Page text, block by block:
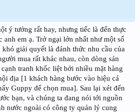
ý tưởng rất hay, nhưng tiếc là đến thực
anh em ạ. Trở ngại lớn nhất như một số
khó giải quyết là đánh thức nhu cầu của
mua rất khác nhau, còn dòng sản
tranh khốc liệt bởi nhiều mặt hàng
địa [1 khách hàng bước vào hiệu cá
Guppy để chọn mua]. Sau lại xét đến
bạn, và chúng ta đang nói tới nguồn
nước ngoài có công ty quản lý cung